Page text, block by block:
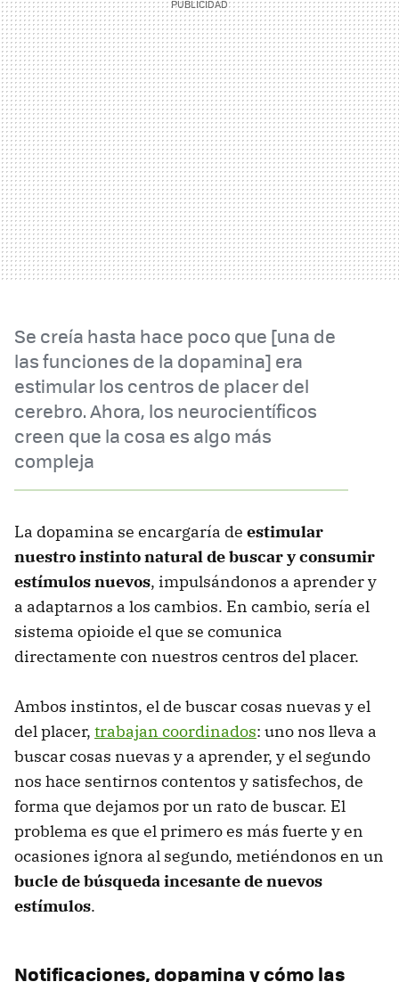
Se creía hasta hace poco que [una de
las funciones de la dopamina] era
estimular los centros de placer del
cerebro. Ahora, los neurocientíficos
creen que la cosa es algo más
compleja
La dopamina se encargaría de estimular
nuestro instinto natural de buscar y consumir
estímulos nuevos, impulsándonos a aprender y
a adaptarnos a los cambios. En cambio, sería el
sistema opioide el que se comunica
directamente con nuestros centros del placer.
Ambos instintos, el de buscar cosas nuevas y el
del placer, trabajan coordinados: uno nos lleva a
buscar cosas nuevas y a aprender, y el segundo
nos hace sentirnos contentos y satisfechos, de
forma que dejamos por un rato de buscar. El
problema es que el primero es más fuerte y en
ocasiones ignora al segundo, metiéndonos en un
bucle de búsqueda incesante de nuevos
estímulos.
Notificaciones, dopamina y cómo las